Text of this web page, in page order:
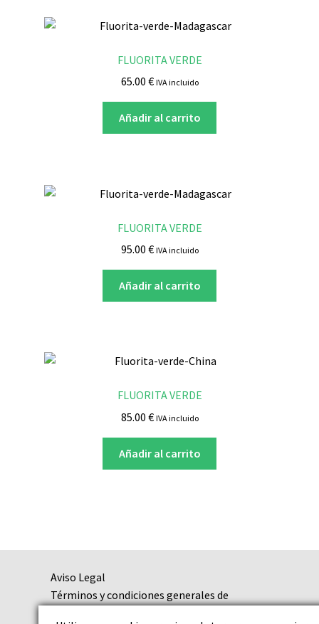
FLUORITA VERDE
65.00 € IVA incluido
Añadir al carrito
FLUORITA VERDE
95.00 € IVA incluido
Añadir al carrito
FLUORITA VERDE
85.00 € IVA incluido
Añadir al carrito
Aviso Legal
Términos y condiciones generales de